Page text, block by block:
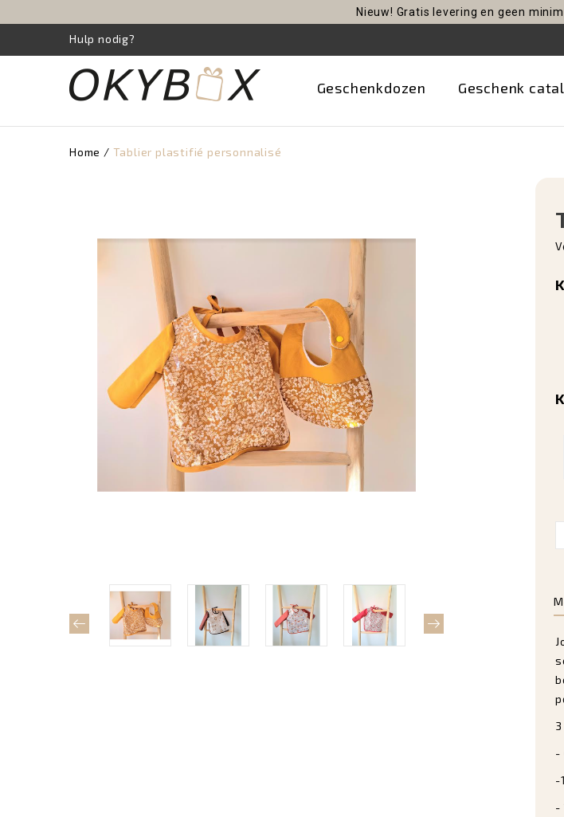
Nieuw! Gratis levering en geen
Hulp nodig?
Geschenkdozen Geschenk
Home Tablier plastifié personnalisé
-
-
-